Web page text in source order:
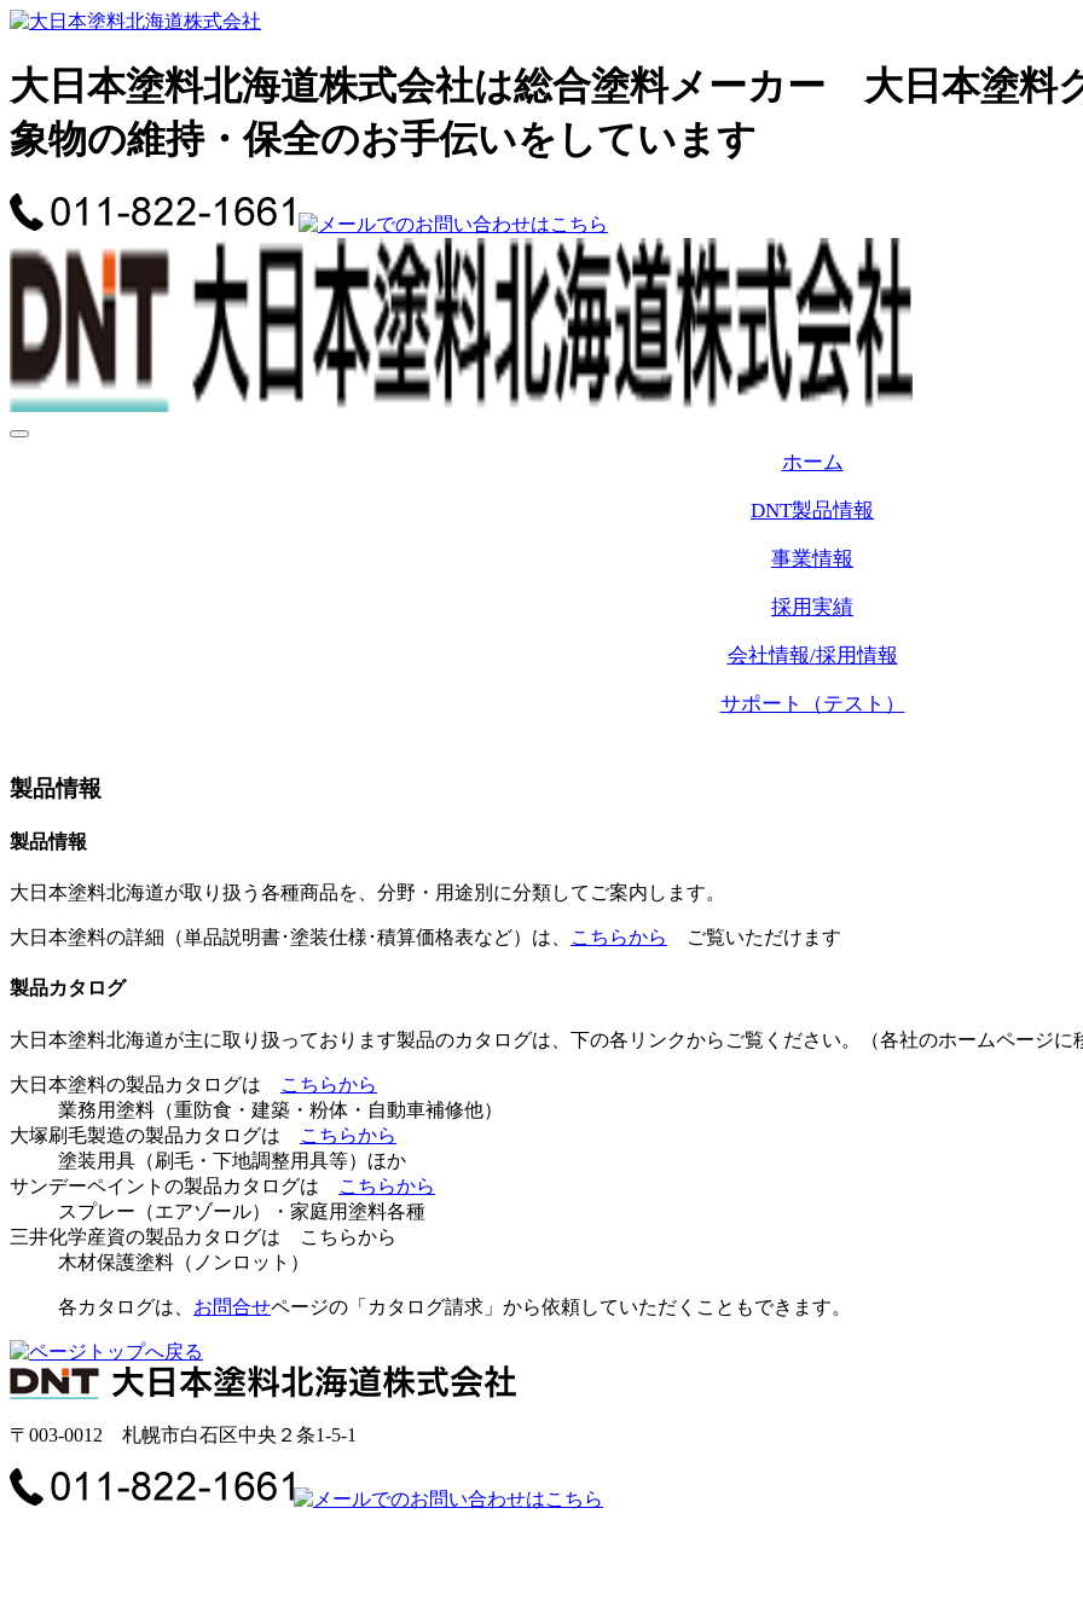
大日本塗料北海道株式会社は総合塗料メーカー 大日本塗料
象物の維持・保全のお手伝いをしています
ホーム
DNT製品情報
事業情報
採用実績
会社情報/採用情報
サポート（テスト）
製品情報
製品情報
大日本塗料北海道が取り扱う各種商品を、分野・用途別に分類してご案内します。
大日本塗料の詳細（単品説明書･塗装仕様･積算価格表など）は、 こちらから ご覧いただけます
製品カタログ
大日本塗料北海道が主に取り扱っております製品のカタログは、下の各リンクからご覧ください。（各社のホームページに
大日本塗料の製品カタログは
こちらから
業務用塗料（重防食・建築・粉体・自動車補修他）
大塚刷毛製造の製品カタログは
こちらから
塗装用具（刷毛・下地調整用具等）ほか
サンデーペイントの製品カタログは
こちらから
スプレー（エアゾール）・家庭用塗料各種
三井化学産資の製品カタログは こちらから
木材保護塗料（ノンロット）
各カタログは、 お問合せページの「カタログ請求」から依頼していただくこともできます。
〒003-0012 札幌市白石区中央２条1-5-1